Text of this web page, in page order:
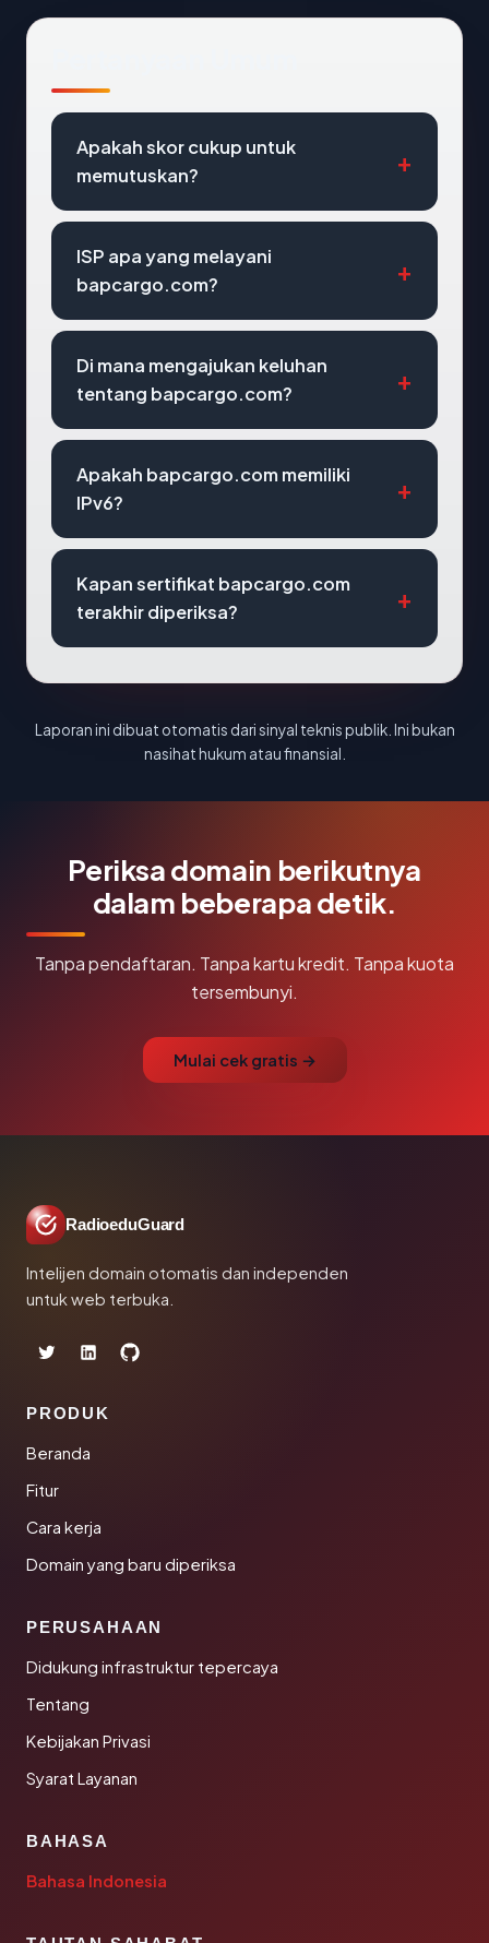
Apakah skor cukup untuk
memutuskan?
ISP apa yang melayani
bapcargo.com?
Di mana mengajukan keluhan
tentang bapcargo.com?
Apakah bapcargo.com memiliki
IPv6?
Kapan sertifikat bapcargo.com
terakhir diperiksa?
Laporan ini dibuat otomatis dari sinyal teknis publik. Ini bukan
nasihat hukum atau finansial.
Periksa domain berikutnya
dalam beberapa detik.
Tanpa pendaftaran. Tanpa kartu kredit. Tanpa kuota
tersembunyi.
Mulai cek gratis →
RadioeduGuard
Intelijen domain otomatis dan independen
untuk web terbuka.
PRODUK
Beranda
Fitur
Cara kerja
Domain yang baru diperiksa
PERUSAHAAN
Didukung infrastruktur tepercaya
Tentang
Kebijakan Privasi
Syarat Layanan
BAHASA
Bahasa Indonesia